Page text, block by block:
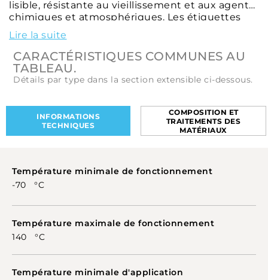
lisible, résistante au vieillissement et aux agents
chimiques et atmosphériques. Les étiquettes
adhésives de repérage représentent une
solution rapide, économique et efficace pour
l’identification des conducteurs ayant un
diamètre important. Imprimés avec
MARKINGENIUS®, les étiquettes de repérage
solvants.
Lire la suite
CARACTÉRISTIQUES COMMUNES AU
TABLEAU.
Détails par type dans la section extensible ci-dessous.
INFORMATIONS
TECHNIQUES
COMPOSITION ET
TRAITEMENTS DES
MATÉRIAUX
Température minimale de fonctionnement
-70 °C
Température maximale de fonctionnement
140 °C
Température minimale d'application